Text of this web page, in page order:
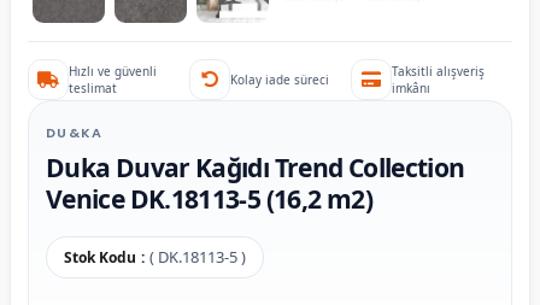
Hızlı ve güvenli
teslimat
Kolay iade süreci
Taksitli alışveriş
imkânı
DU&KA
Duka Duvar Kağıdı Trend Collection
Venice DK.18113-5 (16,2 m2)
Stok Kodu ( DK.18113-5 )